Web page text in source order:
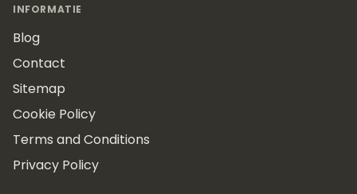
INFORMATIE
Blog
Contact
Sitemap
Cookie Policy
Terms and Conditions
Privacy Policy